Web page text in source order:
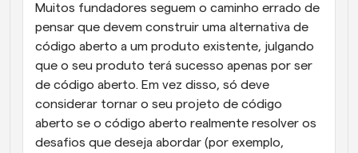
Muitos fundadores seguem o caminho errado de
pensar que devem construir uma alternativa de
código aberto a um produto existente, julgando
que o seu produto terá sucesso apenas por ser
de código aberto. Em vez disso, só deve
considerar tornar o seu projeto de código
aberto se o código aberto realmente resolver os
desafios que deseja abordar (por exemplo,